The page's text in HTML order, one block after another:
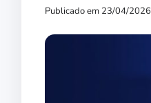
Publicado em 23/04/2026